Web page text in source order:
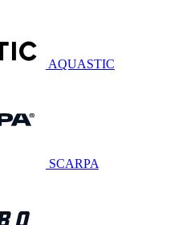
AQUASTIC
SCARPA